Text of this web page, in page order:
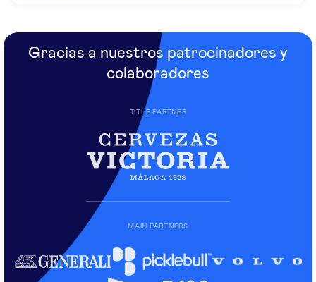
Gracias a nuestros patrocinadores y
colaboradores
TITLE PARTNER
MAIN PARTNERS